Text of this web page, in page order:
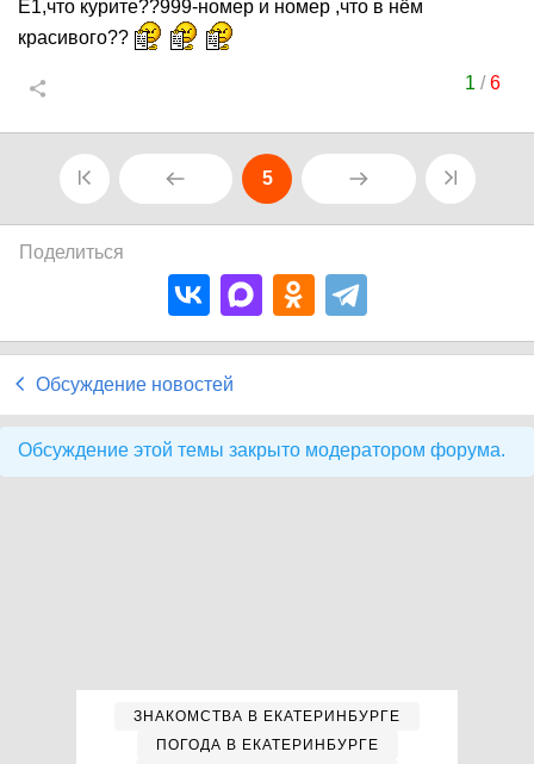
Е1,что курите??999-номер и номер ,что в нём
красивого??
1 /6
5
Поделиться
Обсуждение новостей
Обсуждение этой темы закрыто модератором форума.
ЗНАКОМСТВА В ЕКАТЕРИНБУРГЕ
ПОГОДА В ЕКАТЕРИНБУРГЕ